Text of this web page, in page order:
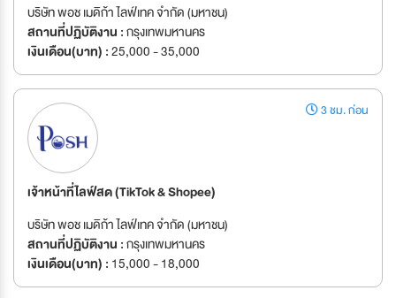
บริษัท พอช เมดิก้า ไลฟ์เทค จำกัด (มหาชน)
สถานที่ปฏิบัติงาน :กรุงเทพมหานคร
เงินเดือน(บาท) :25,000 - 35,000
3 ชม. ก่อน
เจ้าหน้าที่ไลฟ์สด (TikTok & Shopee)
บริษัท พอช เมดิก้า ไลฟ์เทค จำกัด (มหาชน)
สถานที่ปฏิบัติงาน :กรุงเทพมหานคร
เงินเดือน(บาท) : 15,000 - 18,000